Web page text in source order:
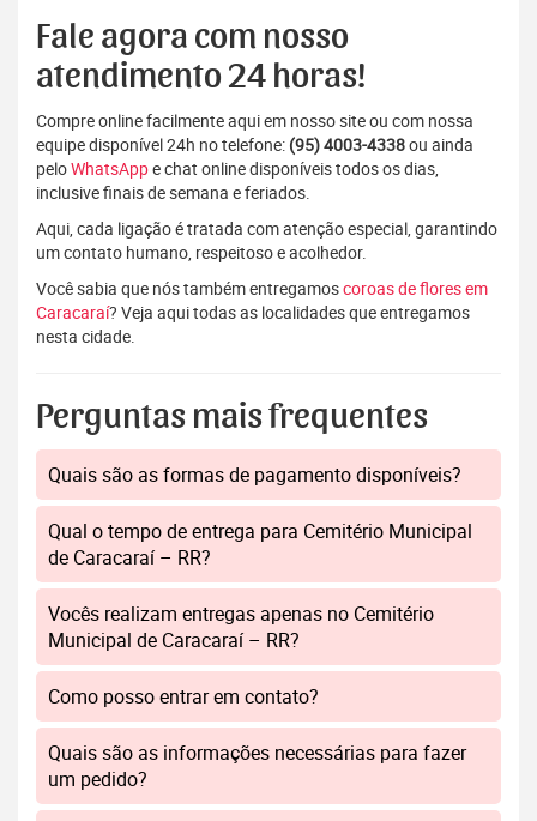
Fale agora com nosso
atendimento 24 horas!
Compre online facilmente aqui em nosso site ou com nossa
equipe disponível 24h no telefone: (95) 4003-4338ou ainda
peloWhatsAppe chat online disponíveis todos os dias,
inclusive finais de semana e feriados.
Aqui, cada ligação é tratada com atenção especial, garantindo
um contato humano, respeitoso e acolhedor.
Você sabia que nós também entregamoscoroas de flores em
Caracaraí? Veja aqui todas as localidades que entregamos
nesta cidade.
Perguntas mais frequentes
Quais são as formas de pagamento disponíveis?
Qual o tempo de entrega para Cemitério Municipal
de Caracaraí – RR?
Vocês realizam entregas apenas no Cemitério
Municipal de Caracaraí – RR?
Como posso entrar em contato?
Quais são as informações necessárias para fazer
um pedido?